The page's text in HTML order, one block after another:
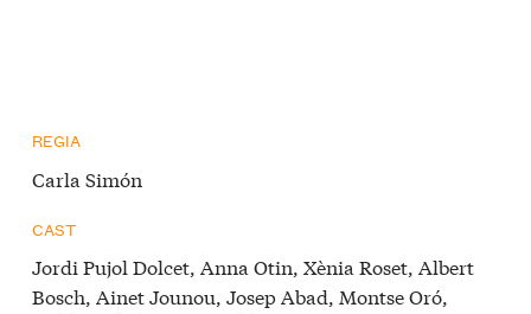
REGIA
Carla Simón
CAST
Jordi Pujol Dolcet, Anna Otin, Xènia Roset, Albert
Bosch, Ainet Jounou, Josep Abad, Montse Oró,